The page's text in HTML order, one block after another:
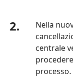
2.
Nella
centrale
processo.